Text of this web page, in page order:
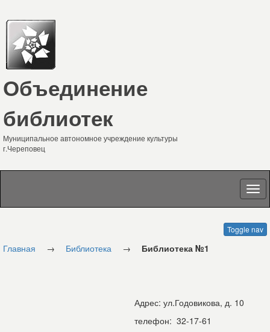
Объединение
библиотек
Муниципальное автономное учреждение культуры
г.Череповец
Toggle nav
Главная → Библиотека → Библиотека №1
Адрес: ул.Годовикова, д. 10
телефон: 32-17-61